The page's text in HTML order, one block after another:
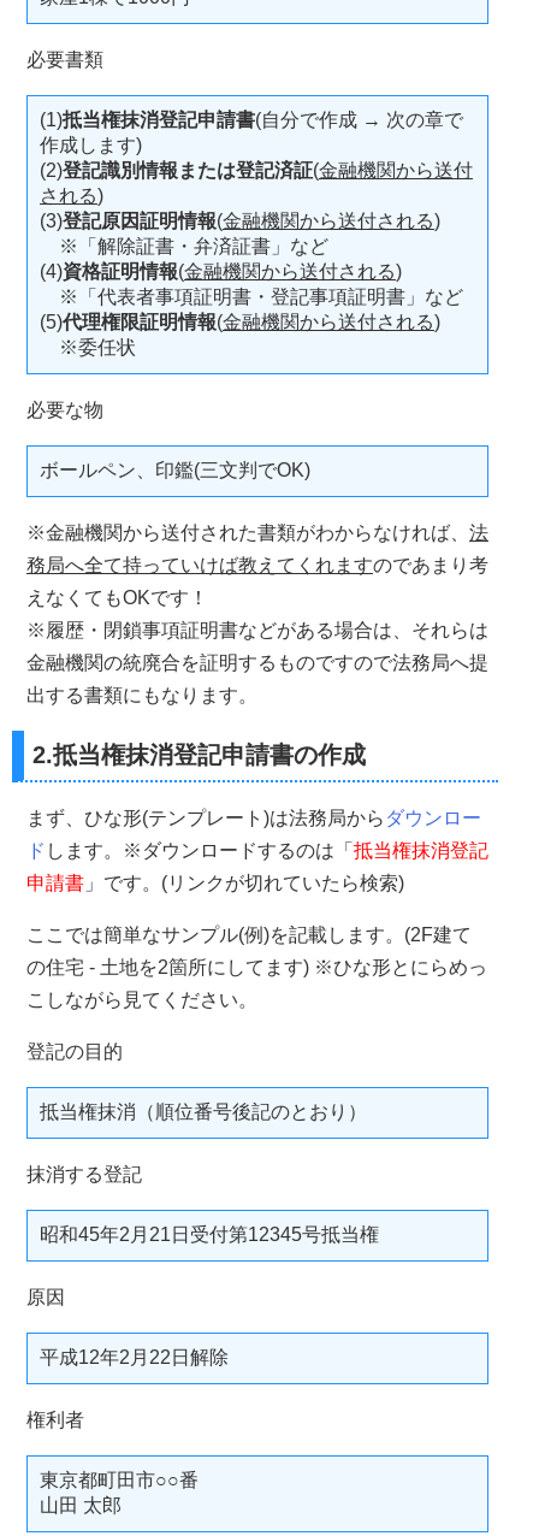
必要書類
(1)抵当権抹消登記申請書(自分で作成 → 次の章で
作成します)
(2)登記識別情報または登記済証(金融機関から送付
される)
(3)登記原因証明情報(金融機関から送付される)
※「解除証書・弁済証書」など
(4)資格証明情報(金融機関から送付される)
※「代表者事項証明書・登記事項証明書」など
(5)代理権限証明情報(金融機関から送付される)
※委任状
必要な物
ボールペン、印鑑(三文判でOK)
※金融機関から送付された書類がわからなければ、 法
務局へ全て持っていけば教えてくれますのであまり考
えなくてもOKです！
※履歴・閉鎖事項証明書などがある場合は、それらは
金融機関の統廃合を証明するものですので法務局へ提
出する書類にもなります。
2.抵当権抹消登記申請書の作成
まず、ひな形(テンプレート)は法務局から ダウンロー
ド します。※ダウンロードするのは「 抵当権抹消登記
申請書 」です。(リンクが切れていたら検索)
ここでは簡単なサンプル(例)を記載します。(2F建て
の住宅 - 土地を2箇所にしてます) ※ひな形とにらめっ
こしながら見てください。
登記の目的
抵当権抹消（順位番号後記のとおり）
抹消する登記
昭和45年2月21日受付第12345号抵当権
原因
平成12年2月22日解除
権利者
東京都町田市○○番
山田 太郎